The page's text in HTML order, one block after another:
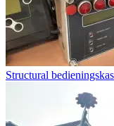
Structural